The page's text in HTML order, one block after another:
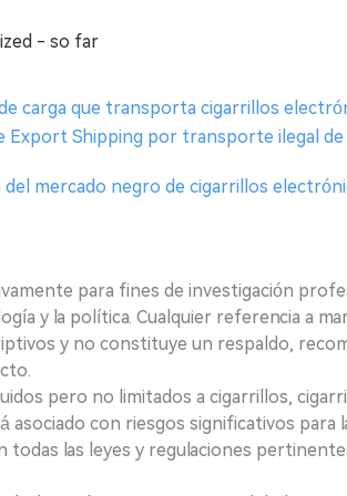
- so far
carga que transporta cigarrillos
Export Shipping por transporte ilegal de
mercado negro de cigarrillos
para fines de investigación
y la política. Cualquier referencia a
y no constituye un respaldo,
pero no limitados a cigarrillos,
con riesgos significativos para
todas las leyes y regulaciones